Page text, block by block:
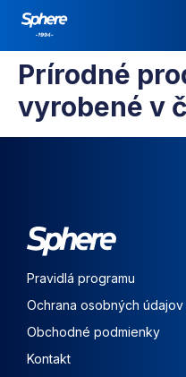
Prírodné
vyrobené v
Pravidlá programu
Ochrana osobných údajov
Obchodné podmienky
Kontakt